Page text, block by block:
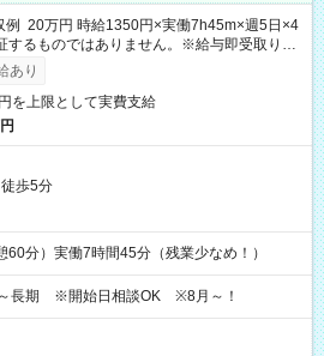
20万円 時給1350円×実働7h45m×週5日×4
るものではありません。※給与即受取りサ
条件有）
あり
を上限として実費支給
歩5分
分）実働7時間45分（残業少なめ！）
長期 ※開始日相談OK ※8月～！